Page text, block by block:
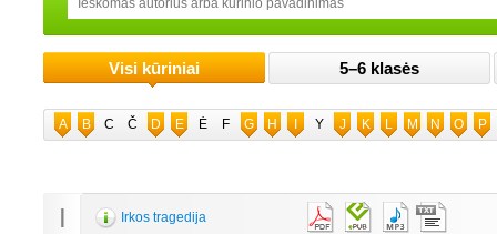
Visi kūriniai 5–6 klasės
A B C Č D E Ė F G H Y J K L M N O P
I Irkos tragedija